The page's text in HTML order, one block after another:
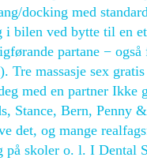
docking med
bilen ved bytte til en
partane −
massasje sex
med en partner Ikke
Stance, Bern, Penny
det, og mange
skoler o. l. I Dental